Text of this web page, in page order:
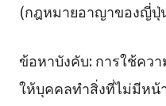
(กฎหมายอาญาของญี่ปุ่
ข้อหาบังคับ: การใช้คว
ให้บุคคลทำสิ่งที่ไม่มีหน้